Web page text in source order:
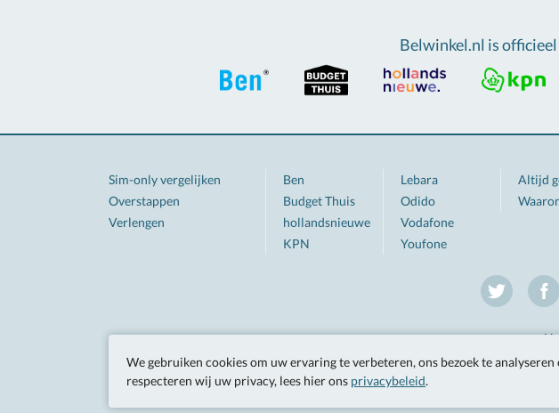
Belwinkel.nl is
Sim-only vergelijken
Overstappen
Verlengen
Ben
Budget Thuis
hollandsnieuwe
KPN
Lebara
Odido
Vodafone
Youfone
Altijd
Twitter
Tarieven zijn
© Belwinkel.nl 2026, Berkel
We gebruiken cookies om uw ervaring te verbeteren, ons bezoek te
respecteren wij uw privacy, lees hier ons privacybeleid.